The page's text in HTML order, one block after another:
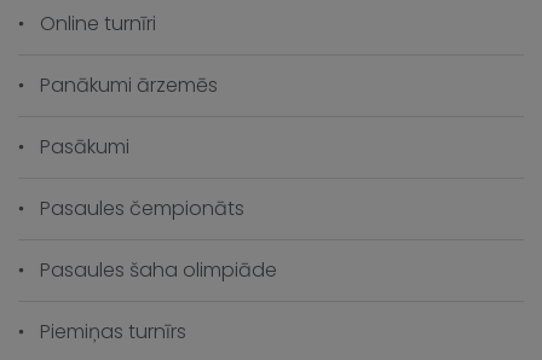
Online turnīri
Panākumi ārzemēs
Pasākumi
Pasaules čempionāts
Pasaules šaha olimpiāde
Piemiņas turnīrs